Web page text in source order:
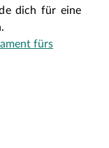
dich für eine
fürs